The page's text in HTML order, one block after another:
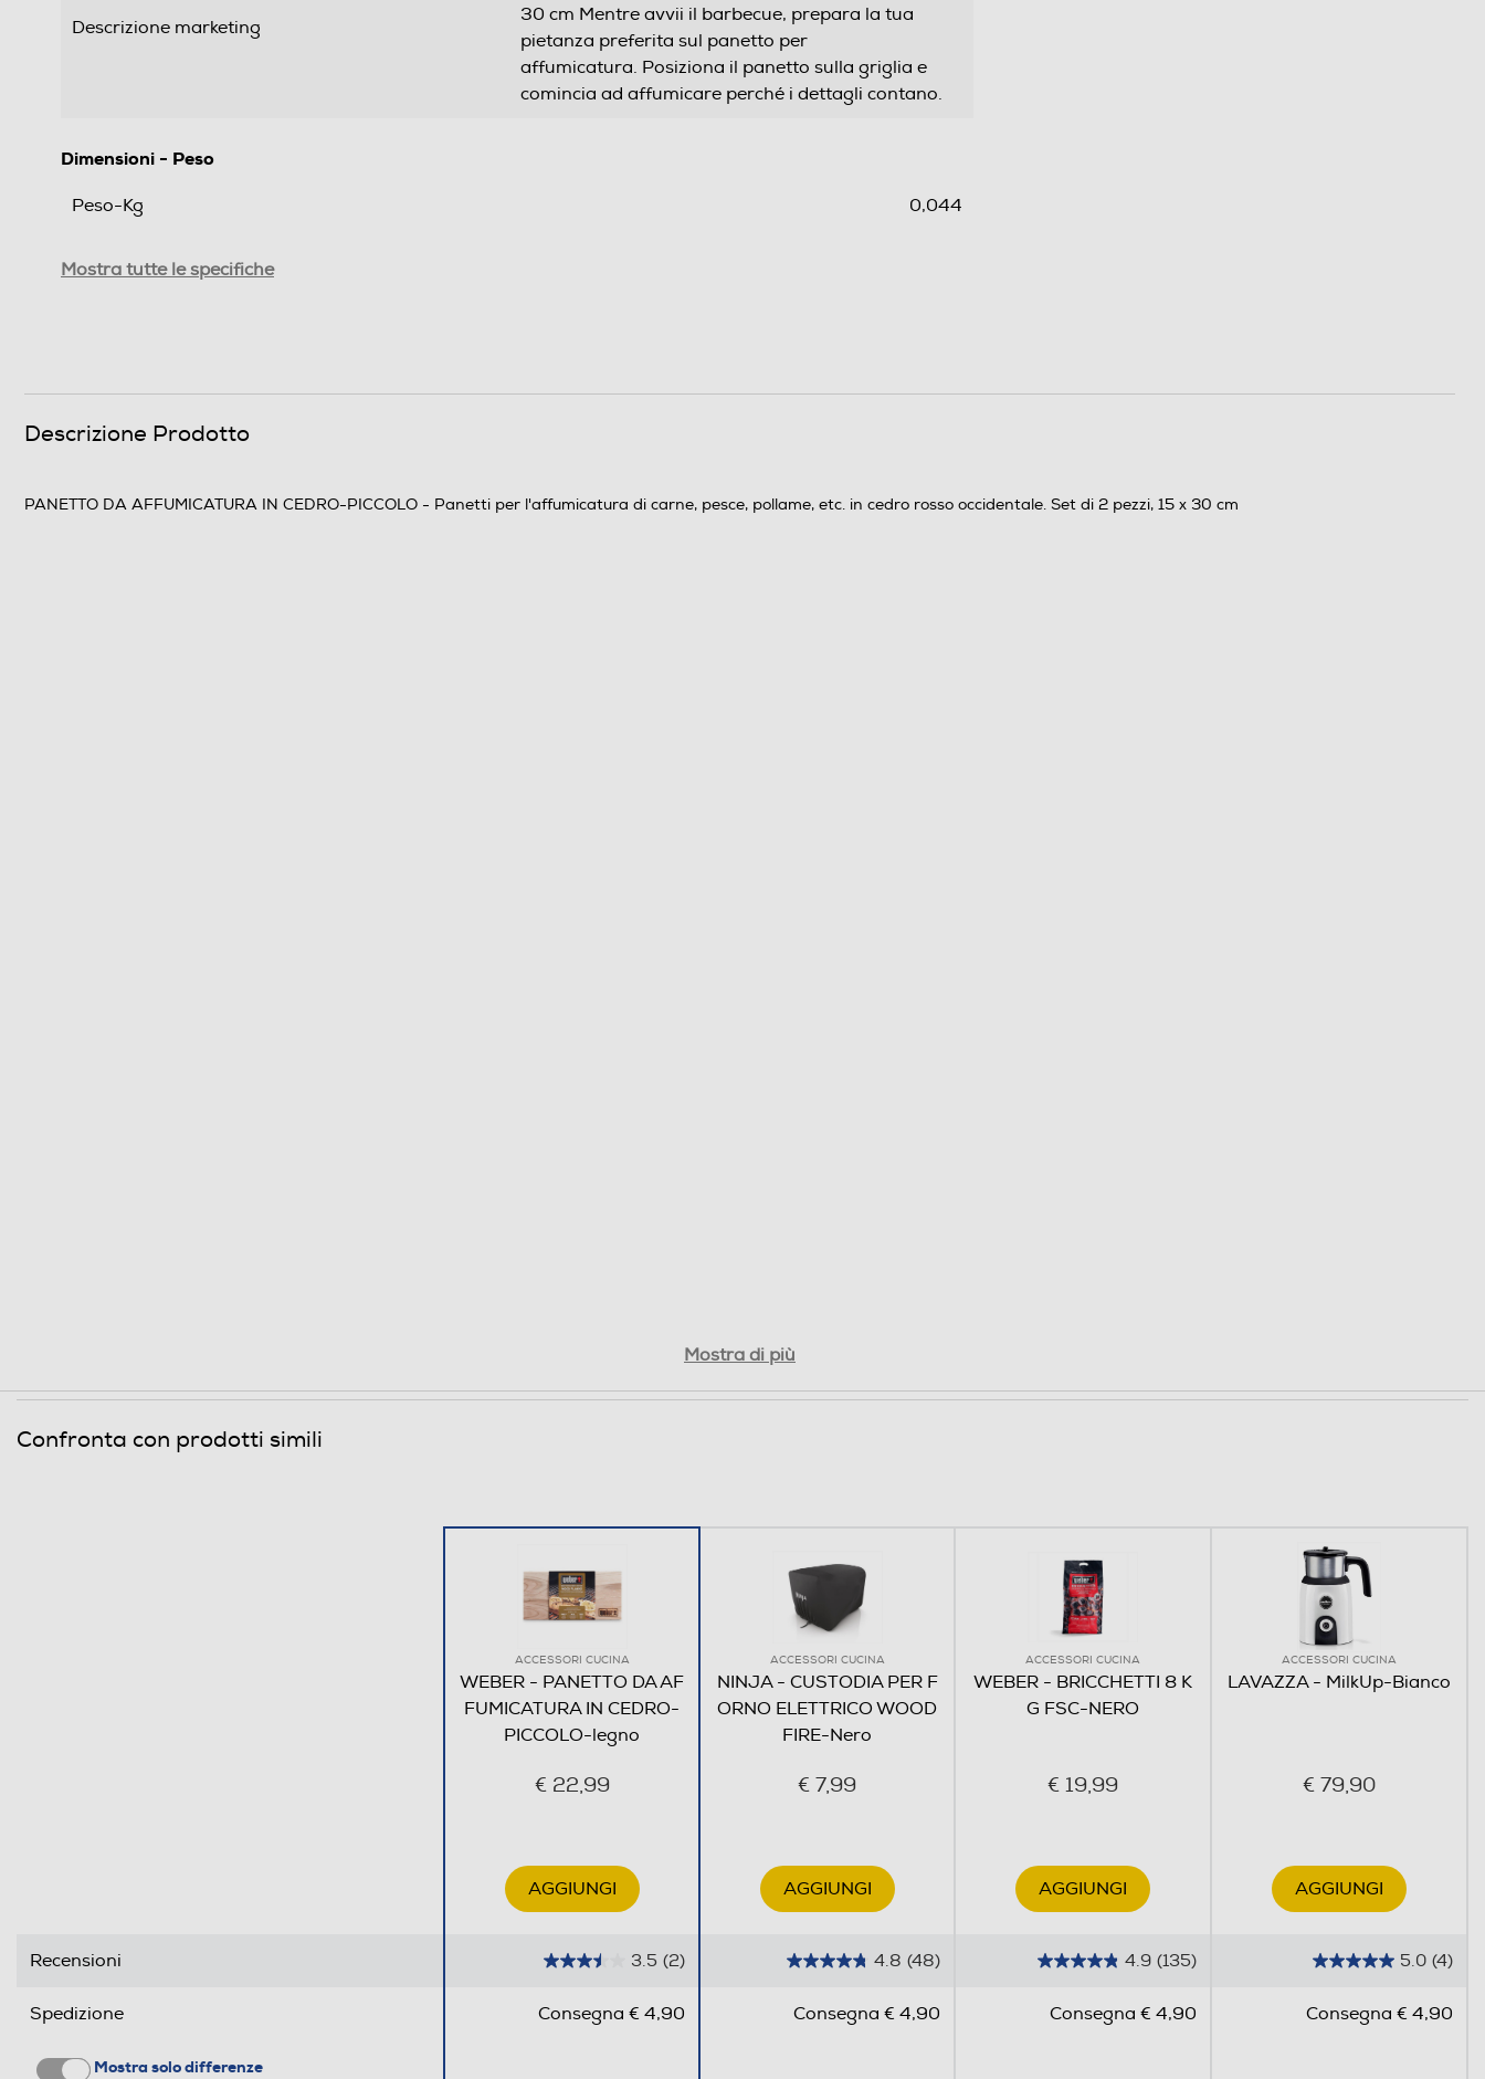
Descrizione marketing
30 cm Mentre avvii il barbecue, prepara la tua
pietanza preferita sul panetto per
affumicatura. Posiziona il panetto sulla griglia e
comincia ad affumicare perché i dettagli contano.
Dimensioni - Peso
Peso-Kg 0,044
Informazioni sulla sicurezza del prodotto
Mostra tutte le specifiche
Descrizione Prodotto
PANETTO DA AFFUMICATURA IN CEDRO-PICCOLO - Panetti per l'affumicatura di carne, pesce, pollame, etc. in cedro rosso occidentale. Set di 2 pezzi, 15 x 30 cm
Mostra di più
Confronta con prodotti simili
ACCESSORI CUCINA
WEBER - PANETTO DA AF
FUMICATURA IN CEDRO-
PICCOLO-legno
€ 22,99
AGGIUNGI
ACCESSORI CUCINA
NINJA - CUSTODIA PER F
ORNO ELETTRICO WOOD
FIRE-Nero
€ 7,99
AGGIUNGI
ACCESSORI CUCINA
WEBER - BRICCHETTI 8 K
G FSC-NERO
€ 19,99
AGGIUNGI
ACCESSORI CUCINA
LAVAZZA - MilkUp-Bianco
€ 79,90
AGGIUNGI
Recensioni 3.5 (2) 4.8 (48) 4.9 (135) 5.0 (4)
Spedizione Consegna € 4,90 Consegna € 4,90 Consegna € 4,90 Consegna € 4,90
Mostra solo differenze